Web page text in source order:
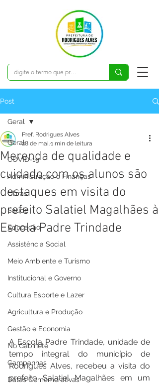
Post
Geral
COVID-19
Administração e Finanças
Obras
Saúde
Educação
Assistência Social
Meio Ambiente e Turismo
Institucional e Governo
Cultura Esporte e Lazer
Agricultura e Produção
Gestão e Economia
No Gabinete
Campanhas
Datas Comemorativas
Geral
Merenda de qualidade e
cuidado com os alunos são
destaques em visita do
prefeito Salatiel Magalhães à
Escola Padre Trindade
Pref. Rodrigues Alves
28 de mai.1 min de leitura
A Escola Padre Trindade, unidade de
tempo integral do município de
Rodrigues Alves, recebeu a visita do
prefeito Salatiel Magalhães em um